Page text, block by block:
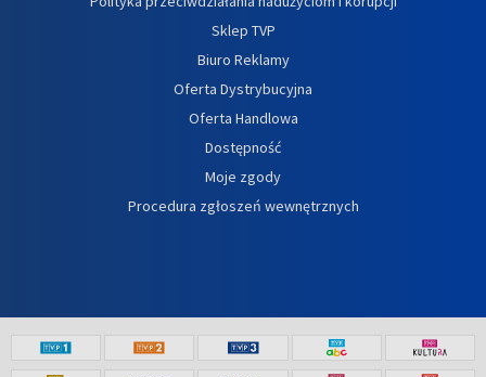
Sklep TVP
Biuro Reklamy
Oferta Dystrybucyjna
Oferta Handlowa
Dostępność
Moje zgody
Procedura zgłoszeń wewnętrznych